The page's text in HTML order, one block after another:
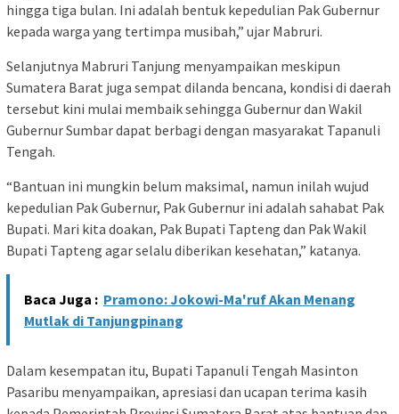
hingga tiga bulan. Ini adalah bentuk kepedulian Pak Gubernur
kepada warga yang tertimpa musibah,” ujar Mabruri.
Selanjutnya Mabruri Tanjung menyampaikan meskipun
Sumatera Barat juga sempat dilanda bencana, kondisi di daerah
tersebut kini mulai membaik sehingga Gubernur dan Wakil
Gubernur Sumbar dapat berbagi dengan masyarakat Tapanuli
Tengah.
“Bantuan ini mungkin belum maksimal, namun inilah wujud
kepedulian Pak Gubernur, Pak Gubernur ini adalah sahabat Pak
Bupati. Mari kita doakan, Pak Bupati Tapteng dan Pak Wakil
Bupati Tapteng agar selalu diberikan kesehatan,” katanya.
Baca Juga : Pramono: Jokowi-Ma'ruf Akan Menang
Mutlak di Tanjungpinang
Dalam kesempatan itu, Bupati Tapanuli Tengah Masinton
Pasaribu menyampaikan, apresiasi dan ucapan terima kasih